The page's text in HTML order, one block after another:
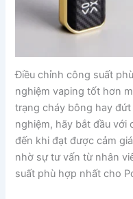
Điều chỉnh công suất
nghiệm vaping tốt hơn
trạng cháy bông hay
nghiệm, hãy bắt đầu với
đến khi đạt được cảm
nhờ sự tư vấn từ nhân
suất phù hợp nhất cho